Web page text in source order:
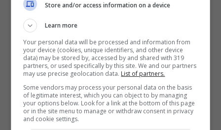
POSSIBILE RISULTATO: 4-1
BONUS SPORTBET: 100€ SUBITO
Bonus 50€ SENZA deposito + fino a 50€ di
rimborso
Bonus 50€ senza deposito sport + fino a 50€ di
bonus rimborso sul primo deposito
Store and/or access information on a device
Learn more
Your personal data will be processed and information from
your device (cookies, unique identifiers, and other device
data) may be stored by, accessed by and shared with 319
partners, or used specifically by this site. We and our partners
may use precise geolocation data. List of partners.
Some vendors may process your personal data on the basis
of legitimate interest, which you can object to by managing
your options below. Look for a link at the bottom of this page
or in the site menu to manage or withdraw consent in privacy
and cookie settings.